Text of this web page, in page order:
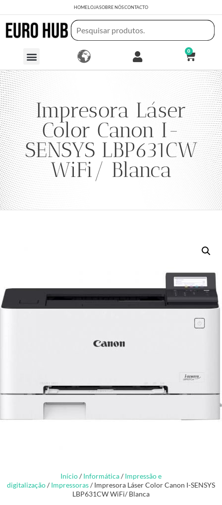
HOMELOJASOBRE NÓSCONTACTO
0
Impresora Láser
Color Canon I-
SENSYS LBP631CW
WiFi/ Blanca
Início/ Informática/ Impressão e
digitalização/ Impressoras/ Impresora Láser Color Canon I-SENSYS
LBP631CW WiFi/ Blanca